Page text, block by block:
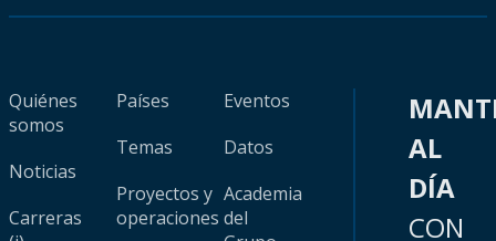
Quiénes
somos
Noticias
Carreras
Países
Temas
Proyectos y
operaciones
Eventos
Datos
Academia
del
AL
DÍA
CON